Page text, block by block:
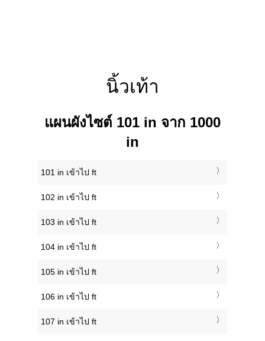
นิ้วเท้า
แผนผังไซต์ 101 in จาก 1000
in
101 in เข้าไป ft
102 in เข้าไป ft
103 in เข้าไป ft
104 in เข้าไป ft
105 in เข้าไป ft
106 in เข้าไป ft
107 in เข้าไป ft